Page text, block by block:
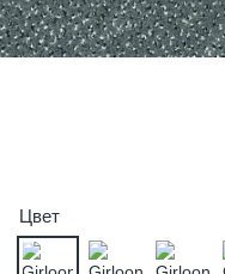
Цвет